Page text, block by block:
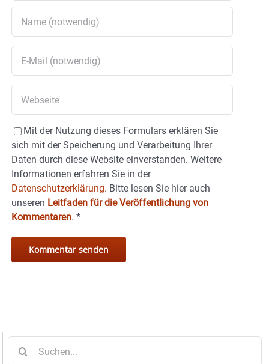
Mit der Nutzung dieses Formulars erklären Sie
sich mit der Speicherung und Verarbeitung Ihrer
Daten durch diese Website einverstanden. Weitere
Informationen erfahren Sie in der
Datenschutzerklärung. Bitte lesen Sie hier auch
unseren Leitfaden für die Veröffentlichung von
Kommentaren. *
nach: